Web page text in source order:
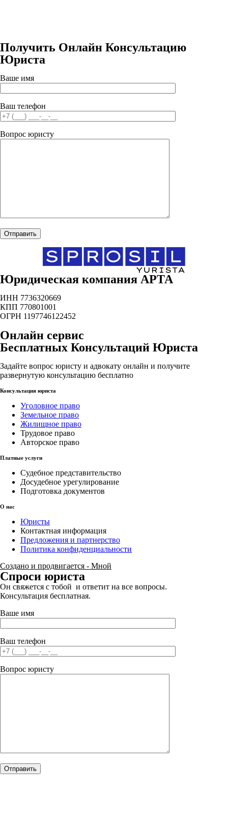
Получить Онлайн Консультацию
Юриста
Ваше имя
Ваш телефон
Вопрос юристу
Юридическая компания АРТА
ИНН 7736320669
КПП 770801001
ОГРН 1197746122452
Онлайн сервис
Бесплатных Консультаций Юриста
Задайте вопрос юристу и адвокату онлайн и получите
развернутую консультацию бесплатно
Консультация юриста
Уголовное право
Земельное право
Жилищное право
Трудовое право
Авторское право
Платные услуги
Судебное представительство
Досудебное урегулирование
Подготовка документов
О нас
Юристы
Контактная информация
Предложения и партнерство
Политика конфиденциальности
Создано и продвигается - Мной
Спроси юриста
Он свяжется с тобой и ответит на все вопросы.
Консультация бесплатная.
Ваше имя
Ваш телефон
Вопрос юристу